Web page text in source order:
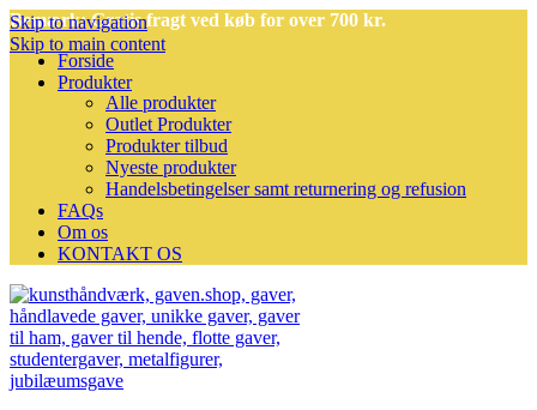
Skip to navigation
Skip to main content
Bemærk: Gratis fragt ved køb for over 700 kr.
Forside
Produkter
Alle produkter
Outlet Produkter
Produkter tilbud
Nyeste produkter
Handelsbetingelser samt returnering og refusion
FAQs
Om os
KONTAKT OS